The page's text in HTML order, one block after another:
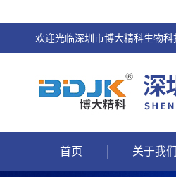
欢迎光临深圳市博大精科生物科
首页 关于我们